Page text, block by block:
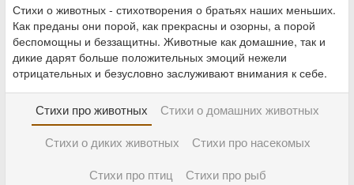
Стихи о животных - стихотворения о братьях наших меньших.
Как преданы они порой, как прекрасны и озорны, а порой
беспомощны и беззащитны. Животные как домашние, так и
дикие дарят больше положительных эмоций нежели
отрицательных и безусловно заслуживают внимания к себе.
Стихи про животных
Стихи о домашних животных
Стихи о диких животных
Стихи про насекомых
Стихи про птиц
Стихи про рыб